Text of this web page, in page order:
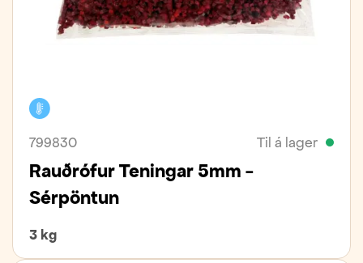
799830 Til á lager
Rauðrófur Teningar 5mm -
Sérpöntun
3 kg